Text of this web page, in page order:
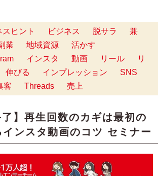
スヒント ビジネス 脱サラ
兼
業 地域資源
活かす
インスタ 動画 リール
リ
伸びる インプレッション
SNS
客
Threads 売上
了】再生回数のカギは最初の
インスタ動画のコツ セミナー